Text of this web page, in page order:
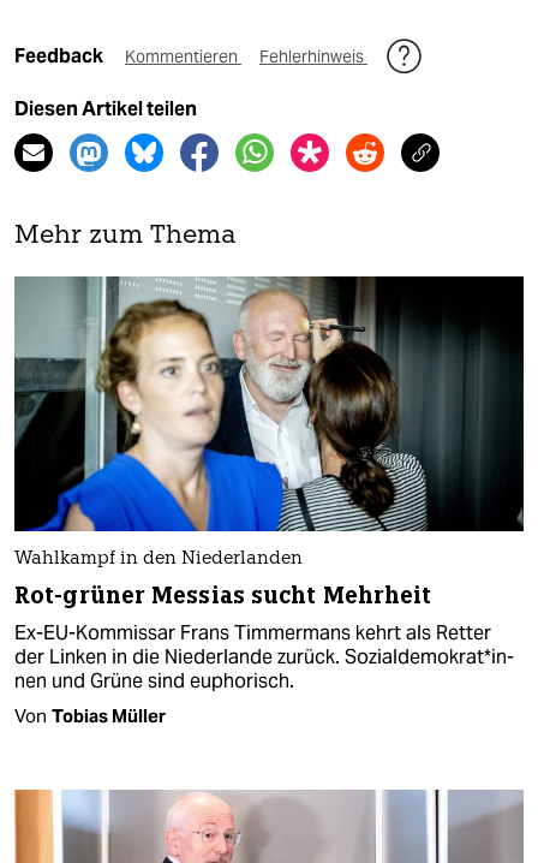
Feedback Kommentieren Fehlerhinweis
Diesen Artikel teilen
Mehr zum Thema
Wahlkampf in den Niederlanden
Rot-grüner Messias sucht Mehrheit
Ex-EU-Kommissar Frans Timmermans kehrt als Retter
der Linken in die Niederlande zurück. So­zi­al­de­mo­kra­t*in­
nen und Grüne sind euphorisch.
Von Tobias Müller